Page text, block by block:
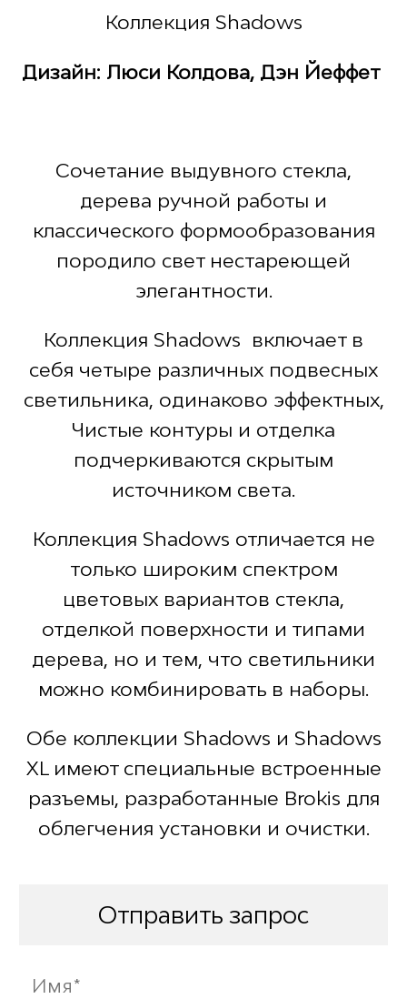
Коллекция Shadows
Дизайн: Люси Колдова, Дэн Йеффет
Сочетание выдувного стекла,
дерева ручной работы и
классического формообразования
породило свет нестареющей
элегантности.
Коллекция Shadows включает в
себя четыре различных подвесных
светильника, одинаково эффектных,
Чистые контуры и отделка
подчеркиваются скрытым
источником света.
Коллекция Shadows отличается не
только широким спектром
цветовых вариантов стекла,
отделкой поверхности и типами
дерева, но и тем, что светильники
можно комбинировать в наборы.
Обе коллекции Shadows и Shadows
XL имеют специальные встроенные
разъемы, разработанные Brokis для
облегчения установки и очистки.
Отправить запрос